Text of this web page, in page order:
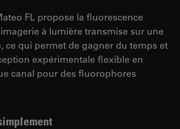
FL propose la fluorescence
à lumière transmise sur une
ce qui permet de gagner du temps et
expérimentale flexible en
canal pour des fluorophores